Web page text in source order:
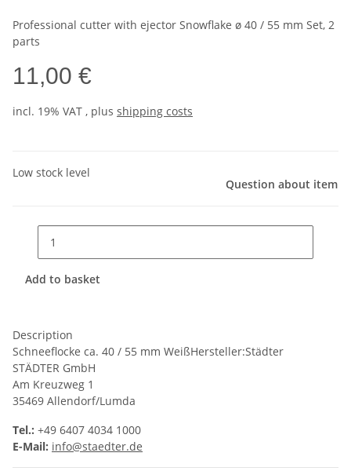
Professional cutter with ejector Snowflake ø 40 / 55 mm Set, 2
parts
11,00 €
incl. 19% VAT , plus shipping costs
Low stock level
Question about item
Add to basket
Description
Schneeflocke ca. 40 / 55 mm WeißHersteller:Städter
STÄDTER GmbH
Am Kreuzweg 1
35469 Allendorf/Lumda
Tel.: +49 6407 4034 1000
E-Mail: info@staedter.de